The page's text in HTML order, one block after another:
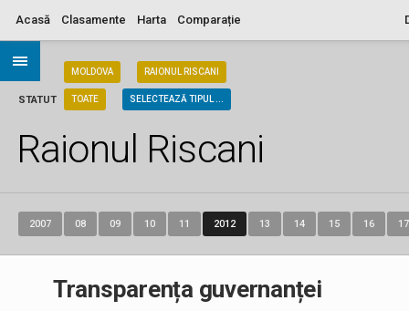
Acasă Clasamente Harta Comparație
STATUT
MOLDOVA RAIONUL RISCANI
TOATE SELECTEAZĂ TIPUL ...
Raionul Riscani
2007 08 09 10 11 2012 13 14 15 16 17
Transparența guvernanței